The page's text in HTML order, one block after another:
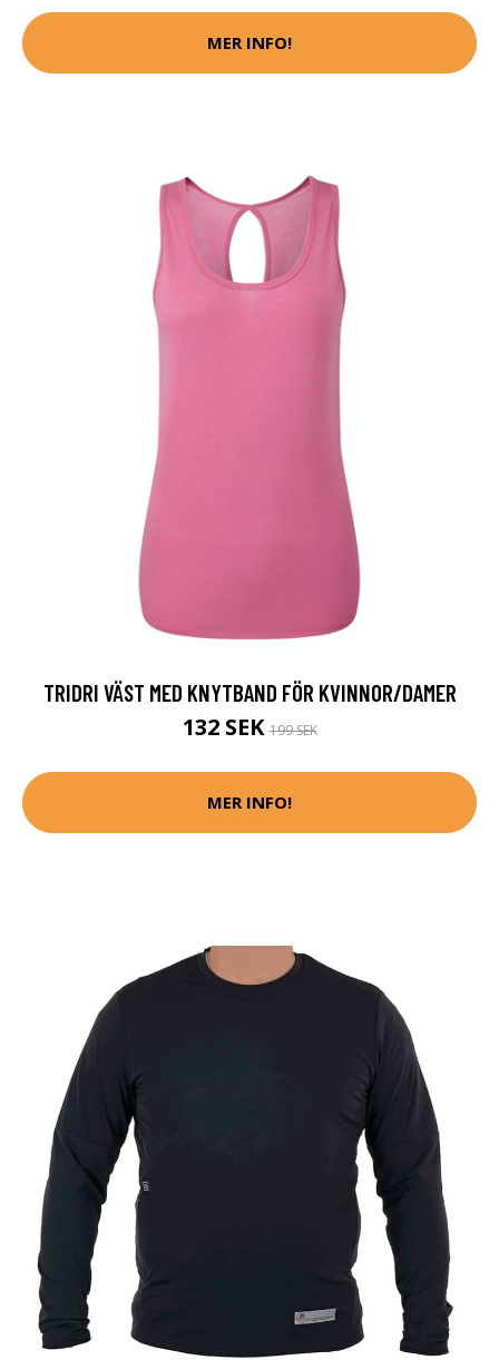
MER INFO!
TRIDRI VÄST MED KNYTBAND FÖR KVINNOR/DAMER
132 SEK199 SEK
MER INFO!